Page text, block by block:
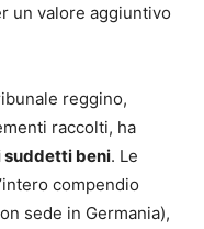
un valore aggiuntivo
reggino,
raccolti, ha
beni. Le
compendio
sede in Germania),